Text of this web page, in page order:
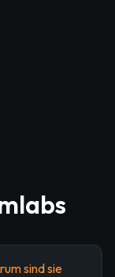
sind sie